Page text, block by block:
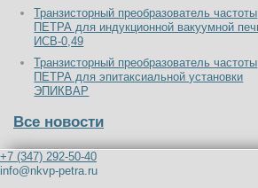
Транзисторный преобразователь частоты
ПЕТРА для индукционной вакуумной
ИСВ-0,49
Транзисторный преобразователь частоты
ПЕТРА для эпитаксиальной установки
ЭПИКВАР
Все новости
+7 (347) 292-50-40
info@nkvp-petra.ru